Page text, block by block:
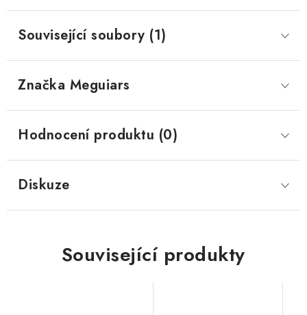
Související soubory (1)
Značka Meguiars
Hodnocení produktu (0)
Diskuze
Související produkty